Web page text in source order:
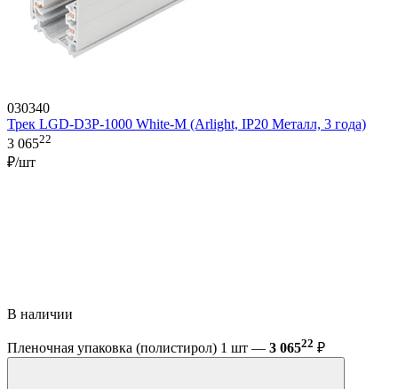
030340
Трек LGD-D3P-1000 White-M (Arlight, IP20 Металл, 3 года)
3 06522
₽/шт
В наличии
Пленочная упаковка (полистирол) 1 шт — 3 06522 ₽